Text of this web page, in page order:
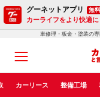
グーネットアプリ 無料
カーライフをより快適に
車修理・板金・塗装の
カーリース 整備工場